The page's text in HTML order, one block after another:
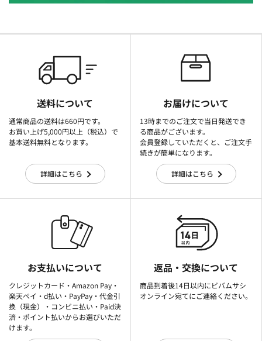
送料について
通常商品の送料は660円です。
お買い上げ5,000円以上（税込）で
基本送料無料となります。
詳細はこちら
お届けについて
13時までのご注文で当日発送でき
る商品がございます。
会員登録していただくと、ご注文手
続きが簡単になります。
詳細はこちら
お支払いについて
クレジットカード・Amazon Pay・
楽天ぺイ・d払い・PayPay・代金引
換（現金）・コンビニ払い・Paid決
済・ポイント払いからお選びいただ
けます。
返品・交換について
商品到着後14日以内にビバムサシ
オンライン宛てにご連絡ください。